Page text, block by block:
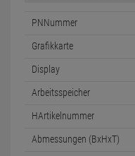
PNNummer
Grafikkarte
Display
Arbeitsspeicher
HArtikelnummer
Abmessungen (BxHxT)